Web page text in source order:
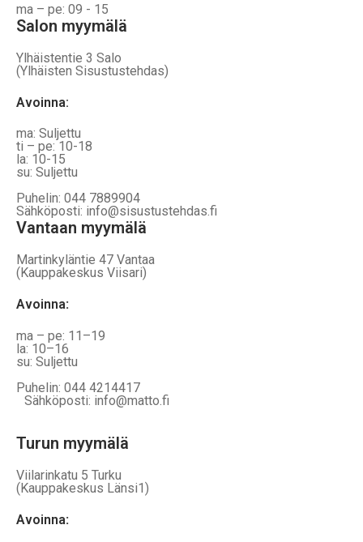
ma – pe: 09 - 15
Salon myymälä
Ylhäistentie 3 Salo
(Ylhäisten Sisustustehdas)
Avoinna:
ma: Suljettu
ti – pe: 10-18
la: 10-15
su: Suljettu
Puhelin: 044 7889904
Sähköposti: info@sisustustehdas.fi
Vantaan myymälä
Martinkyläntie 47 Vantaa
(Kauppakeskus Viisari)
Avoinna:
ma – pe: 11–19
la: 10–16
su: Suljettu
Puhelin: 044 4214417
Sähköposti: info@matto.fi
Turun myymälä
Viilarinkatu 5 Turku
(Kauppakeskus Länsi1)
Avoinna: